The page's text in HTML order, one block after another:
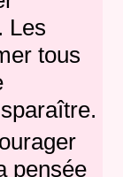
Les
tous
pensée